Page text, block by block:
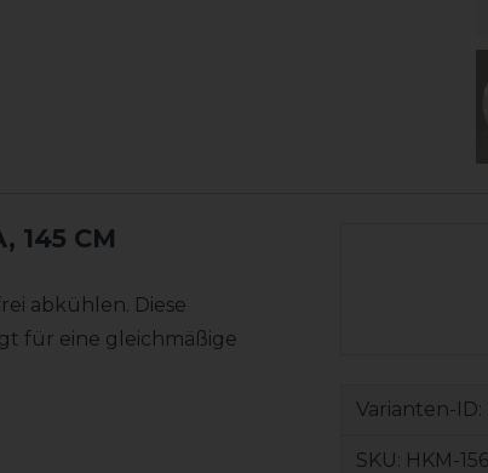
145 CM
abkühlen. Diese
für eine gleichmäßige
Varianten-ID:
SKU: HKM-